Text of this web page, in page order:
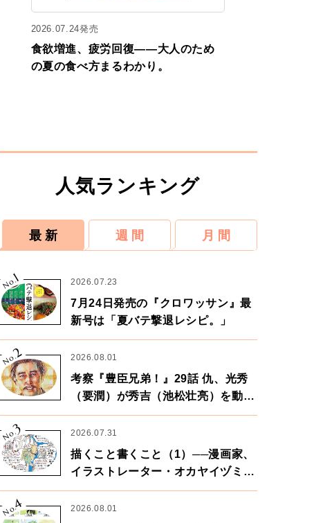
2026.07.24発売
食欲増進、疲労回復——大人のため
の夏の食べ方まるわかり。
人気ランキング
最 新 週 間 月 間
No.
1 2026.07.23
7月24日発売の『クロワッサン』最
新号は「夏バテ撃退レシピ。」
No.2 2026.08.01
考察『豊臣兄弟！』29話 仇、光秀
（要潤）が秀吉（池松壮亮）を動か
す。天下に向けた兄弟の分岐点。
No.
3 2026.07.31
描くこと書くこと（1）──漫画家、
イラストレーター・オカヤイヅミさ
ん×漫画家・鶴谷香央理さん
No.
4 2026.08.01